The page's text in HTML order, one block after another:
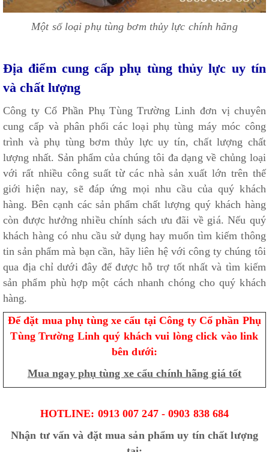
Một số loại phụ tùng bơm thủy lực chính hãng
Địa điểm cung cấp phụ tùng thủy lực uy tín
và chất lượng
Công ty Cổ Phần Phụ Tùng Trường Linh đơn vị chuyên
cung cấp và phân phối các loại phụ tùng máy móc công
trình và phụ tùng bơm thủy lực uy tín, chất lượng chất
lượng nhất. Sản phẩm của chúng tôi đa dạng về chủng loại
với rất nhiều công suất từ các nhà sản xuất lớn trên thế
giới hiện nay, sẽ đáp ứng mọi nhu cầu của quý khách
hàng. Bên cạnh các sản phẩm chất lượng quý khách hàng
còn được hưởng nhiều chính sách ưu đãi về giá. Nếu quý
khách hàng có nhu cầu sử dụng hay muốn tìm kiếm thông
tin sản phẩm mà bạn cần, hãy liên hệ với công ty chúng tôi
qua địa chỉ dưới đây để được hỗ trợ tốt nhất và tìm kiếm
sản phẩm phù hợp một cách nhanh chóng cho quý khách
hàng.
Để đặt mua phụ tùng xe cẩu tại Công ty Cổ phần Phụ
Tùng Trường Linh quý khách vui lòng click vào link
bên dưới:
Mua ngay phụ tùng xe cẩu chính hãng giá tốt
HOTLINE: 0913 007 247 - 0903 838 684
Nhận tư vấn và đặt mua sản phẩm uy tín chất lượng